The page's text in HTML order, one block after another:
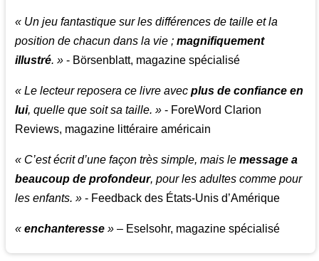
« Un jeu fantastique sur les différences de taille et la
position de chacun dans la vie ;magnifiquement
illustré. » - Börsenblatt, magazine spécialisé
« Le lecteur reposera ce livre avecplus de confiance en
lui, quelle que soit sa taille. » - ForeWord Clarion
Reviews, magazine littéraire américain
« C’est écrit d’une façon très simple, mais lemessage a
beaucoup de profondeur, pour les adultes comme pour
les enfants. » - Feedback des États-Unis d’Amérique
«enchanteresse » – Eselsohr, magazine spécialisé